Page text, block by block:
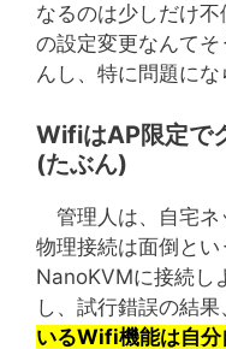
なるのは少しだけ
の設定変更なんて
んし、特に問題にな
WifiはAP限定で
(たぶん)
管理人は、自宅ネ
物理接続は面倒と
NanoKVMに接続し
し、試行錯誤の結果
いるWifi機能は自分